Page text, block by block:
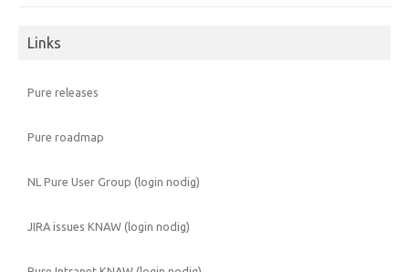
Links
Pure releases
Pure roadmap
NL Pure User Group (login nodig)
JIRA issues KNAW (login nodig)